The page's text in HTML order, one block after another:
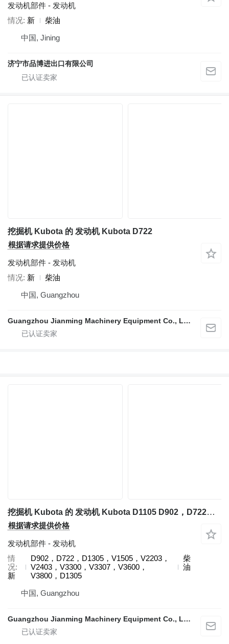
发动机部件 - 发动机
情况 新
柴油
中国, Jining
济宁市品博进出口有限公司
挖掘机 Kubota 的 发动机 Kubota D722
根据请求提供价格
发动机部件 - 发动机
情况 新
柴油
中国, Guangzhou
Guangzhou Jianming Machinery Equipment Co., Ltd.
挖掘机 Kubota 的 发动机 Kubota D1105 D902，D722，D1305，V1505，V2203，V2403，V3300，V3307，V3600，V3800，D1305
根据请求提供价格
发动机部件 - 发动机
情
况
新
D902，D722，D1305，V1505，V2203，
V2403，V3300，V3307，V3600，
V3800，D1305
柴
油
中国, Guangzhou
Guangzhou Jianming Machinery Equipment Co., Ltd.